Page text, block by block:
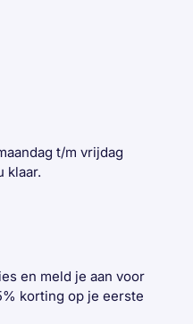
t/m vrijdag
klaar.
en meld je aan voor
korting op je eerste